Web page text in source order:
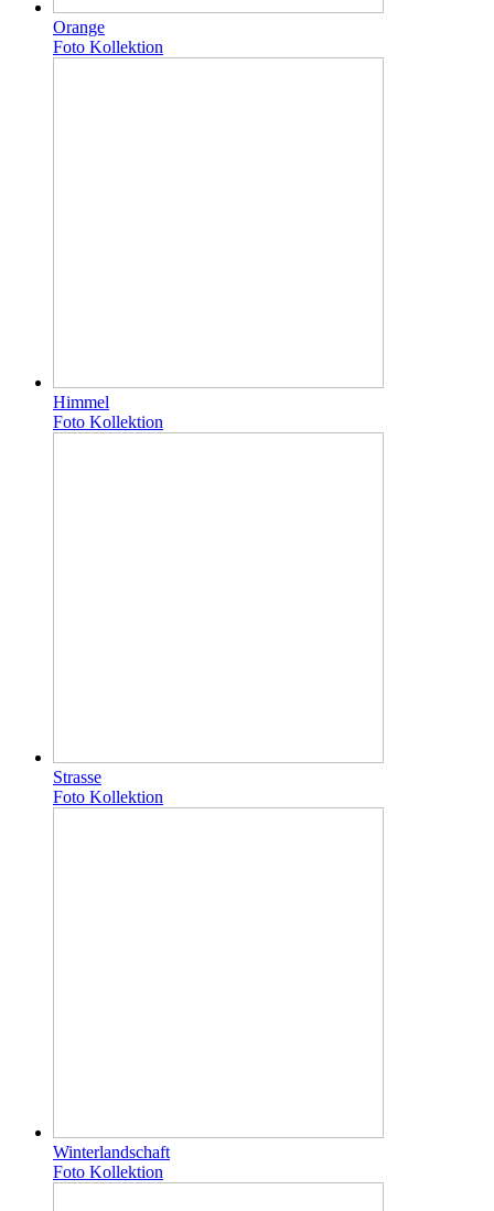
Orange
Foto Kollektion
Himmel
Foto Kollektion
Strasse
Foto Kollektion
Winterlandschaft
Foto Kollektion